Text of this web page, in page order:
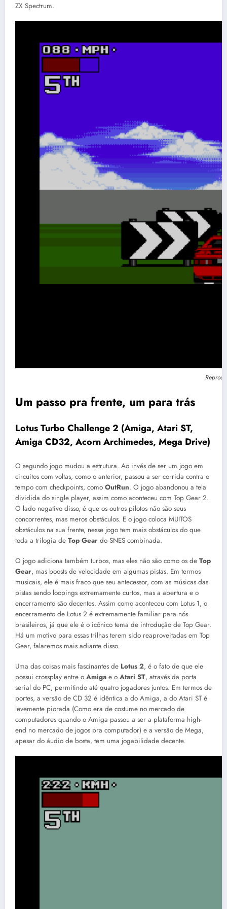
ZX Spectrum.
Um passo pra frente, um para trás
Lotus Turbo Challenge 2 (Amiga, Atari ST,
Amiga CD32, Acorn Archimedes, Mega Drive)
O segundo jogo mudou a estrutura. Ao invés de ser um jogo em
circuitos com voltas, como o anterior, passou a ser corrida contra o
tempo com checkpoints, como OutRun. O jogo abandonou a tela
dividida do single player, assim como aconteceu com Top Gear 2.
O lado negativo disso, é que os outros pilotos não são seus
concorrentes, mas meros obstáculos. E o jogo coloca MUITOS
obstáculos na sua frente, nesse jogo tem mais obstáculos do que
toda a trilogia de Top Gear do SNES combinada.
O jogo adiciona também turbos, mas eles não são como os de Top
Gear, mas boosts de velocidade em algumas pistas. Em termos
musicais, ele é mais fraco que seu antecessor, com as músicas das
pistas sendo loopings extremamente curtos, mas a abertura e o
encerramento são decentes. Assim como aconteceu com Lotus 1, o
encerramento de Lotus 2 é extremamente familiar para nós
brasileiros, já que ele é o icônico tema de introdução de Top Gear.
Há um motivo para essas trilhas terem sido reaproveitadas em Top
Gear, falaremos mais adiante disso.
Uma das coisas mais fascinantes de Lotus 2, é o fato de que ele
possui crossplay entre o Amiga e o Atari ST, através da porta
serial do PC, permitindo até quatro jogadores juntos. Em termos de
portes, a versão de CD 32 é idêntica a do Amiga, a do Atari ST é
levemente piorada (Como era de costume no mercado de
computadores quando o Amiga passou a ser a plataforma high-
end no mercado de jogos pra computador) e a versão de Mega,
apesar do áudio de bosta, tem uma jogabilidade decente.